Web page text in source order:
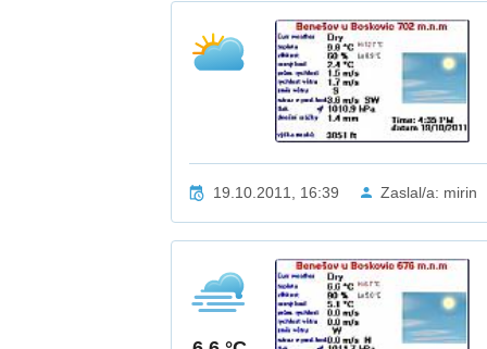
19.10.2011, 16:39 Zaslal/a: mirin